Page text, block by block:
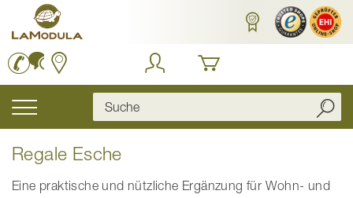
Inhalt
springen
Navigation
Regale Esche
Eine praktische und nützliche Ergänzung für Wohn- und